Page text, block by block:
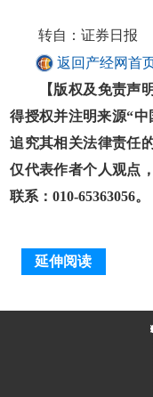
转自：证券日报
返回产经网首
【版权及免责声明
得授权并注明来源“
追究其相关法律责任
仅代表作者个人观点
联系：010-65363056。
延伸阅读